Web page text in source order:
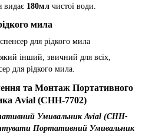
видає 180мл чистої води.
мила
який інший, звичний для всіх,
для рідкого мила.
та Монтаж Портативного
Avial (CHH-7702)
Умивальник Avial (CHH-
Портативний Умивальник